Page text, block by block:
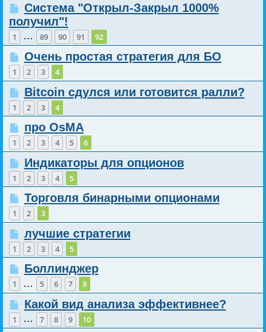
Система "Открыл-Закрыл 1000%
получил"!
1 … 89 90 91 92
Очень простая стратегия для БО
1 2 3 4
Bitcoin сдулся или готовится ралли?
1 2 3 4
про OsMA
1 2 3 4 5 6
Индикаторы для опционов
1 2 3 4 5
Торговля бинарными опционами
1 2 3
лучшие стратегии
1 2 3 4 5
Боллинджер
1 … 5 6 7 8
Какой вид анализа эффективнее?
1 … 7 8 9 10